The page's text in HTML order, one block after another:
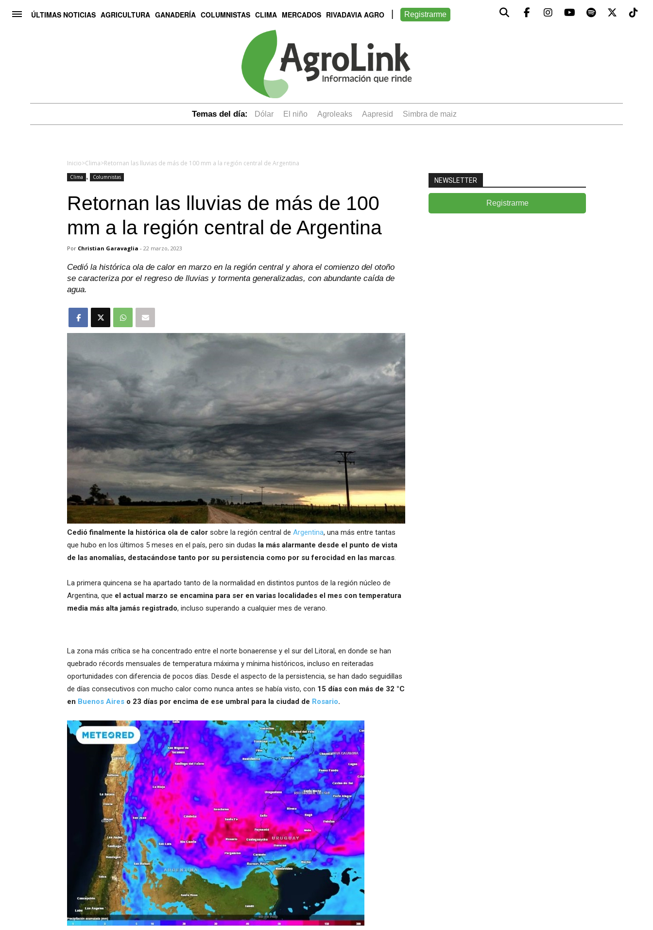
ÚLTIMAS NOTICIAS AGRICULTURA GANADERÍA COLUMNISTAS CLIMA MERCADOS RIVADAVIA AGRO Registrarme
Temas del día: dólar el niño Agroleaks aapresid simbra de maiz
Inicio>Clima>Retornan las lluvias de más de 100 mm a la región central de Argentina
Clima , Columnistas
Retornan las lluvias de más de 100
mm a la región central de Argentina
Por Christian Garavaglia - 22 marzo, 2023
Cedió la histórica ola de calor en marzo en la región central y ahora el comienzo del otoño
se caracteriza por el regreso de lluvias y tormenta generalizadas, con abundante caída de
agua.
Cedió finalmente la histórica ola de calor sobre la región central de Argentina, una más entre tantas
que hubo en los últimos 5 meses en el país, pero sin dudas la más alarmante desde el punto de vista
de las anomalías, destacándose tanto por su persistencia como por su ferocidad en las marcas.
La primera quincena se ha apartado tanto de la normalidad en distintos puntos de la región núcleo de
Argentina, que el actual marzo se encamina para ser en varias localidades el mes con temperatura
media más alta jamás registrado, incluso superando a cualquier mes de verano.
La zona más crítica se ha concentrado entre el norte bonaerense y el sur del Litoral, en donde se han
quebrado récords mensuales de temperatura máxima y mínima históricos, incluso en reiteradas
oportunidades con diferencia de pocos días. Desde el aspecto de la persistencia, se han dado seguidillas
de días consecutivos con mucho calor como nunca antes se había visto, con 15 días con más de 32 °C
en Buenos Aires o 23 días por encima de ese umbral para la ciudad de Rosario.
NEWSLETTER
Registrarme